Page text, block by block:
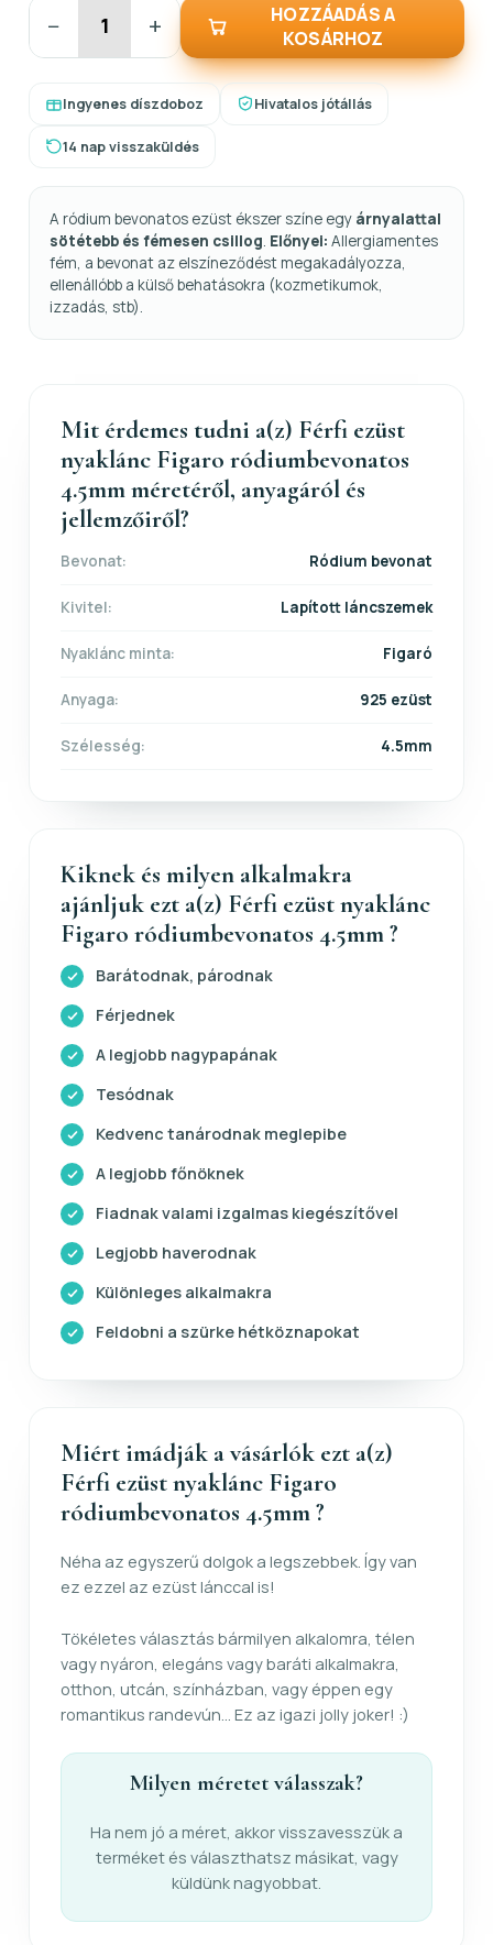
− +
HOZZÁADÁS A
KOSÁRHOZ
Ingyenes díszdoboz Hivatalos jótállás
14 nap visszaküldés
A ródium bevonatos ezüst ékszer színe egy árnyalattal
sötétebb és fémesen csillog. Előnyei: Allergiamentes
fém, a bevonat az elszíneződést megakadályozza,
ellenállóbb a külső behatásokra (kozmetikumok,
izzadás, stb).
Mit érdemes tudni a(z) Férfi ezüst
nyaklánc Figaro ródiumbevonatos
4.5mm méretéről, anyagáról és
jellemzőiről?
Bevonat: Ródium bevonat
Kivitel: Lapított láncszemek
Nyaklánc minta: Figaró
Anyaga: 925 ezüst
Szélesség: 4.5mm
Kiknek és milyen alkalmakra
ajánljuk ezt a(z) Férfi ezüst nyaklánc
Figaro ródiumbevonatos 4.5mm ?
Barátodnak, párodnak
Férjednek
A legjobb nagypapának
Tesódnak
Kedvenc tanárodnak meglepibe
A legjobb főnöknek
Fiadnak valami izgalmas kiegészítővel
Legjobb haverodnak
Különleges alkalmakra
Feldobni a szürke hétköznapokat
Miért imádják a vásárlók ezt a(z)
Férfi ezüst nyaklánc Figaro
ródiumbevonatos 4.5mm ?
Néha az egyszerű dolgok a legszebbek. Így van
ez ezzel az ezüst lánccal is!
Tökéletes választás bármilyen alkalomra, télen
vagy nyáron, elegáns vagy baráti alkalmakra,
otthon, utcán, színházban, vagy éppen egy
romantikus randevún... Ez az igazi jolly joker! :)
Milyen méretet válasszak?
Ha nem jó a méret, akkor visszavesszük a
terméket és választhatsz másikat, vagy
küldünk nagyobbat.